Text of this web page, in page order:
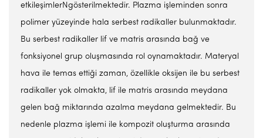
etkileşimlerNgösterilmektedir. Plazma işleminden sonra
polimer yüzeyinde hala serbest radikaller bulunmaktadır.
Bu serbest radikaller lif ve matris arasında bağ ve
fonksiyonel grup oluşmasında rol oynamaktadır. Materyal
hava ile temas ettiği zaman, özellikle oksijen ile bu serbest
radikaller yok olmakta, lif ile matris arasında meydana
gelen bağ miktarında azalma meydana gelmektedir. Bu
nedenle plazma işlemi ile kompozit oluşturma arasında